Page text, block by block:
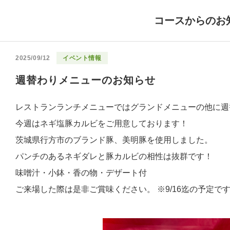
コースからのお
2025/09/12 イベント情報
週替わりメニューのお知らせ
レストランランチメニューではグランドメニューの他に
今週はネギ塩豚カルビをご用意しております！
茨城県行方市のブランド豚、美明豚を使用しました。
パンチのあるネギダレと豚カルビの相性は抜群です！
味噌汁・小鉢・香の物・デザート付
ご来場した際は是非ご賞味ください。 ※9/16迄の予定です